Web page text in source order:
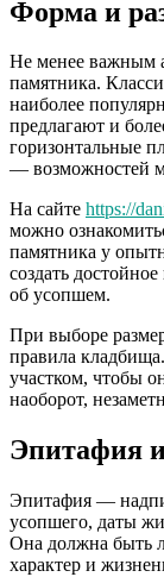
Форма и
Не менее важным
памятника.
наиболее
предлагают и
горизонтальные
— возможностей
На сайте https://
можно
памятника у
создать
об усопшем.
При выборе
правила
участком, чтобы
наоборот,
Эпитафия
Эпитафия —
усопшего, даты
Она должна быть
характер и